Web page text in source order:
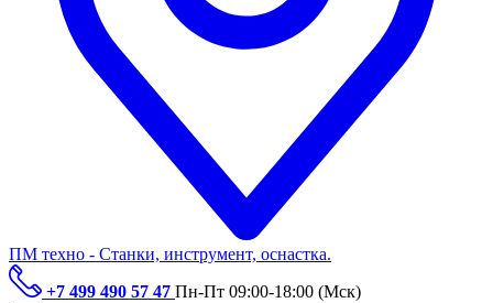
ПМ техно - Станки, инструмент, оснастка.
+7 499 490 57 47 Пн-Пт 09:00-18:00 (Мск)